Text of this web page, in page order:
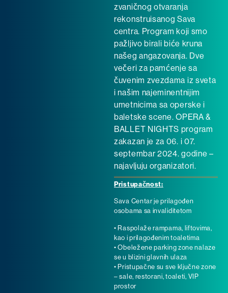
zvaničnog otvaranja
rekonstruisanog Sava
centra. Program koji smo
pažljivo birali biće kruna
našeg angazovanja. Dve
večeri za pamćenje sa
čuvenim zvezdama iz sveta
i našim najeminentnijim
umetnicima sa operske i
baletske scene. OPERA &
BALLET NIGHTS program
zakazan je za 06. i 07.
septembar 2024. godine –
najavljuju organizatori.
Pristupačnost:
Sava Centar je prilagođen
osobama sa invaliditetom
• Raspolaže rampama, liftovima,
kao i prilagođenim toaletima
• Obeležene parking zone nalaze
se u blizini glavnih ulaza
• Pristupačne su sve ključne zone
– sale, restorani, toaleti, VIP
prostor